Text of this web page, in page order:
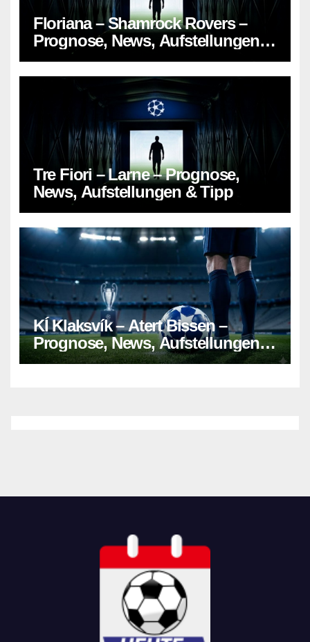
Floriana – Shamrock Rovers –
Prognose, News, Aufstellungen &
Tipp
Tre Fiori – Larne – Prognose,
News, Aufstellungen & Tipp
KÍ Klaksvík – Atert Bissen –
Prognose, News, Aufstellungen &
Tipp